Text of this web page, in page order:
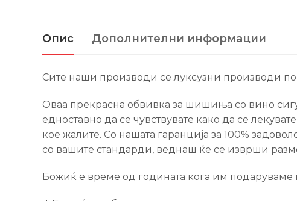
Опис Дополнителни информации
Сите наши производи се луксузни производи
Оваа прекрасна обвивка за шишиња со вино
едноставно да се чувствувате како да се
кое жалите. Со нашата гаранција за 100%
со вашите стандарди, веднаш ќе се изврши
Божиќ е време од годината кога им подаруваме